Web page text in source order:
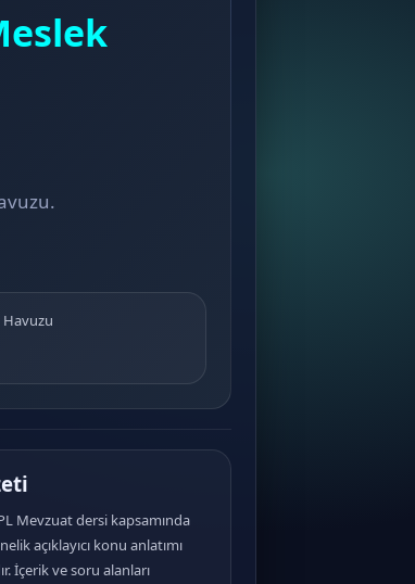
Havuzu
Mevzuat dersi kapsamında
açıklayıcı konu anlatımı
İçerik ve soru alanları